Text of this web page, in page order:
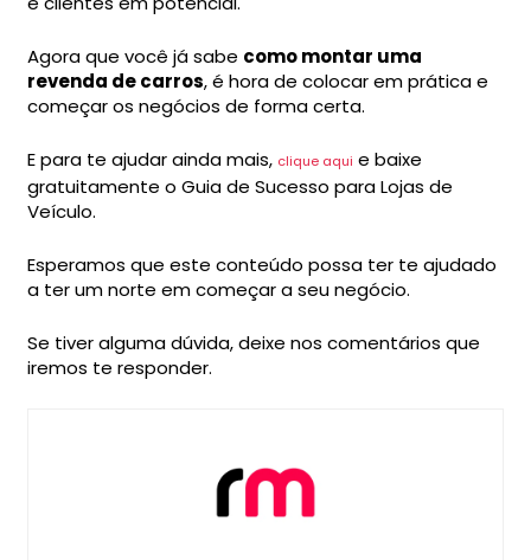
Agora que você já sabe como montar uma
revenda de carros, é hora de colocar em prática e
começar os negócios de forma certa.
E para te ajudar ainda mais, clique aqui e baixe
gratuitamente o Guia de Sucesso para Lojas de
Veículo.
Esperamos que este conteúdo possa ter te ajudado
a ter um norte em começar a seu negócio.
Se tiver alguma dúvida, deixe nos comentários que
iremos te responder.